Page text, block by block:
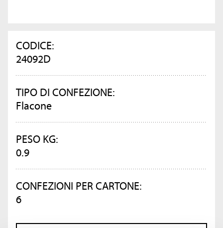
CODICE:
24092D
TIPO DI CONFEZIONE:
Flacone
PESO KG:
0.9
CONFEZIONI PER CARTONE:
6